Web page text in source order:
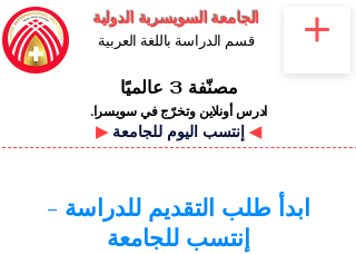
الجامعة السويسرية الدولية
قسم الدراسة باللغة العربية
مصنّفة 3 عالميًا
ادرس أونلاين وتخرّج في سويسرا.
▶ ◀
ابدأ طلب التقديم للدراسة -
إنتسب للجامعة